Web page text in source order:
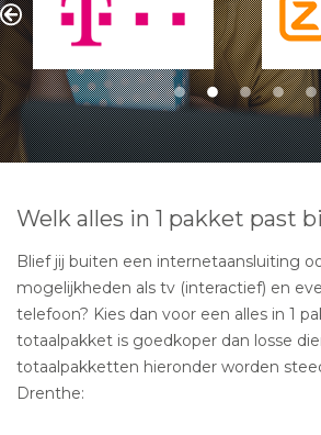
Welk alles in 1 pakket past
Blief jij buiten een internetaansluiting
mogelijkheden als tv (interactief) en
telefoon? Kies dan voor een alles in 1
totaalpakket is goedkoper dan losse
totaalpakketten hieronder worden
Drenthe: